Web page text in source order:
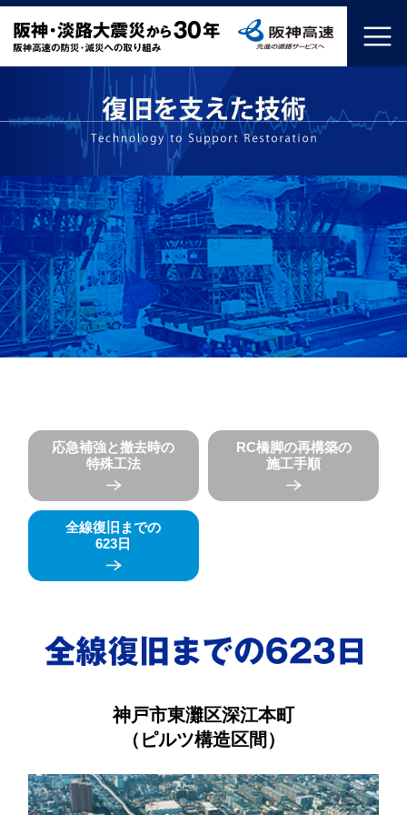
応急補強と撤去時の
特殊工法
RC橋脚の再構築の
施工手順
全線復旧までの
623日
神戸市東灘区深江本町
（ピルツ構造区間）